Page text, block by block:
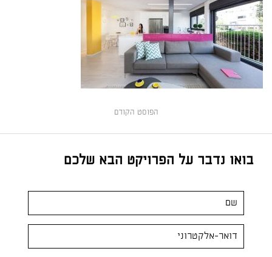
הפוסט הקודם
בואו נדבר על הפרויקט הבא שלכם